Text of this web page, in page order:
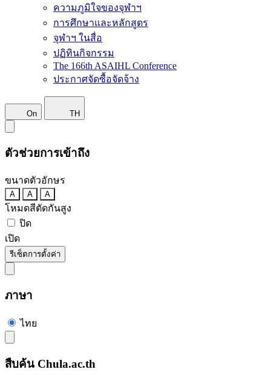
ความภูมิใจของจุฬาฯ
การศึกษาและหลักสูตร
จุฬาฯ ในสื่อ
ปฏิทินกิจกรรม
The 166th ASAIHL Conference
ประกาศจัดซื้อจัดจ้าง
On TH
ตัวช่วยการเข้าถึง
ขนาดตัวอักษร
A A A
โหมดสีตัดกันสูง
ปิด
เปิด
รีเซ็ตการตั้งค่า
ภาษา
ไทย
สืบค้น Chula.ac.th